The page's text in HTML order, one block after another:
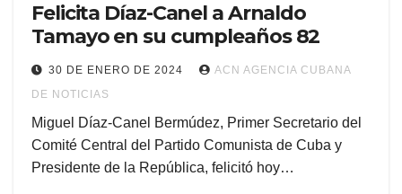
Felicita Díaz-Canel a Arnaldo
Tamayo en su cumpleaños 82
30 DE ENERO DE 2024
ACN AGENCIA CUBANA
DE NOTICIAS
Miguel Díaz-Canel Bermúdez, Primer Secretario del
Comité Central del Partido Comunista de Cuba y
Presidente de la República, felicitó hoy…